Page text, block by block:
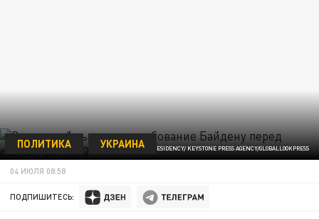
© UKRAINE PRESIDENCY/ KEYSTONE PRESS AGENCY/GLOBALLOOKPRESS
ПОЛИТИКА УКРАИНА
04 ИЮЛЯ 08:58
ПОДПИШИТЕСЬ: